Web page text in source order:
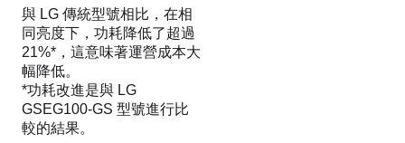
與 LG 傳統型號相比，在相
同亮度下，功耗降低了超過
21%*，這意味著運營成本大
幅降低。
*功耗改進是與 LG
GSEG100-GS 型號進行比
較的結果。